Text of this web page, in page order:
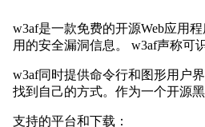
w3af是一款免费的开源Web应用
用的安全漏洞信息。 w3af声称可
w3af同时提供命令行和图形用户
找到自己的方式。作为一个开源
支持的平台和下载：